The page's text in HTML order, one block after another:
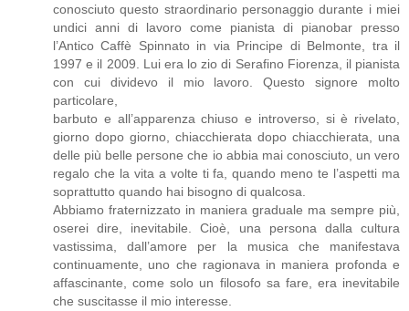
conosciuto questo straordinario personaggio durante i miei
undici anni di lavoro come pianista di pianobar presso
l’Antico Caffè Spinnato in via Principe di Belmonte, tra il
1997 e il 2009. Lui era lo zio di Serafino Fiorenza, il pianista
con cui dividevo il mio lavoro. Questo signore molto
particolare,
barbuto e all’apparenza chiuso e introverso, si è rivelato,
giorno dopo giorno, chiacchierata dopo chiacchierata, una
delle più belle persone che io abbia mai conosciuto, un vero
regalo che la vita a volte ti fa, quando meno te l’aspetti ma
soprattutto quando hai bisogno di qualcosa.
Abbiamo fraternizzato in maniera graduale ma sempre più,
oserei dire, inevitabile. Cioè, una persona dalla cultura
vastissima, dall’amore per la musica che manifestava
continuamente, uno che ragionava in maniera profonda e
affascinante, come solo un filosofo sa fare, era inevitabile
che suscitasse il mio interesse.